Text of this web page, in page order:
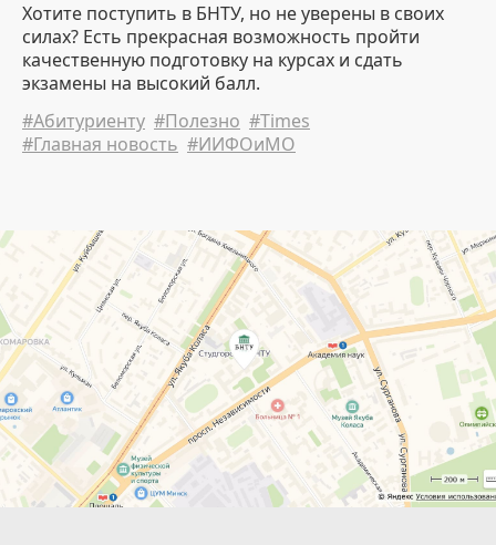
Хотите поступить в БНТУ, но не уверены в своих
силах? Есть прекрасная возможность пройти
качественную подготовку на курсах и сдать
экзамены на высокий балл.
#Абитуриенту #Полезно #Times
#Главная новость #ИИФОиМО